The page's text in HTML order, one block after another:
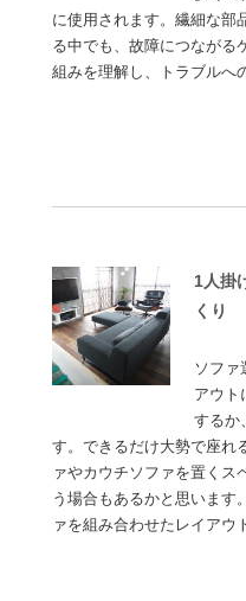
に使用されます。繊細な部
る中でも、故障につながる
組みを理解し、トラブル
1人掛
くり
ソファ
アウト
するか
す。できるだけ大勢で座れ
ァやカウチソファを置くス
う場合もあるかと思います
ァを組み合わせたレイア